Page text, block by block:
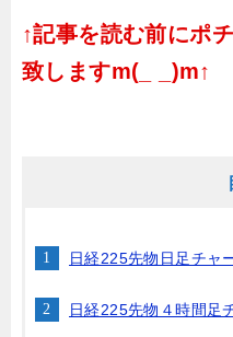
↑記事を読む前にポ
致しますm(_ _)m↑
日経225先物日足チャ
日経225先物４時間足